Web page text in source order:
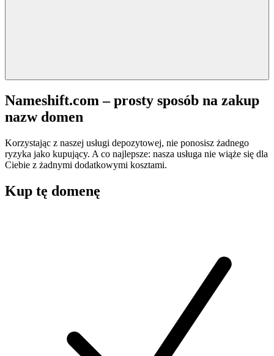
Nameshift.com – prosty sposób na zakup
nazw domen
Korzystając z naszej usługi depozytowej, nie ponosisz żadnego
ryzyka jako kupujący. A co najlepsze: nasza usługa nie wiąże się dla
Ciebie z żadnymi dodatkowymi kosztami.
Kup tę domenę